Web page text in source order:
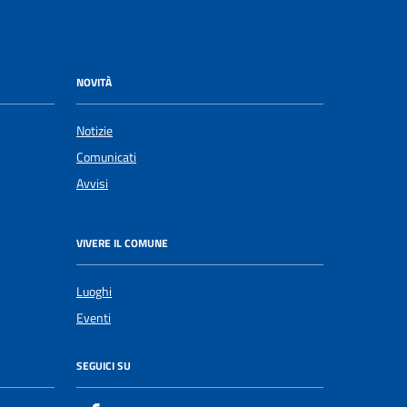
NOVITÀ
Notizie
Comunicati
Avvisi
VIVERE IL COMUNE
Luoghi
Eventi
SEGUICI SU